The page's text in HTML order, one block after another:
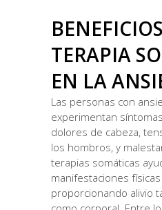
TERAPIA
EN LA
Las personas con
experimentan
dolores de cabeza,
los hombros, y
terapias somáticas
manifestaciones
proporcionando alivio